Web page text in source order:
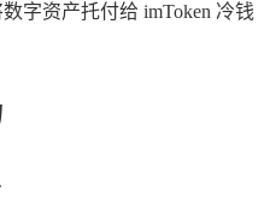
字资产托付给 imToken 冷钱